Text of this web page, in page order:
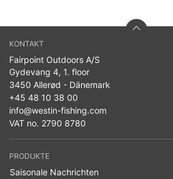
KONTAKT
Fairpoint Outdoors A/S
Gydevang 4, 1. floor
3450 Allerød - Dänemark
+45 48 10 38 00
info@westin-fishing.com
VAT no. 2790 8780
PRODUKTE
Saisonale Nachrichten